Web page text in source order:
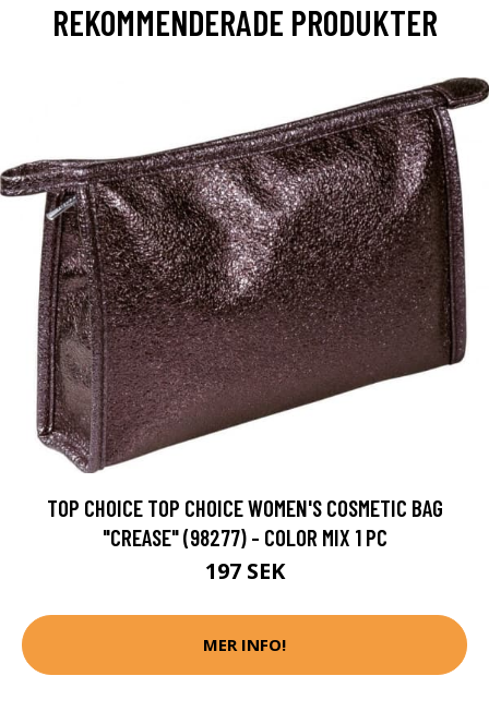
REKOMMENDERADE PRODUKTER
TOP CHOICE TOP CHOICE WOMEN'S COSMETIC BAG
"CREASE" (98277) - COLOR MIX 1 PC
197 SEK
MER INFO!